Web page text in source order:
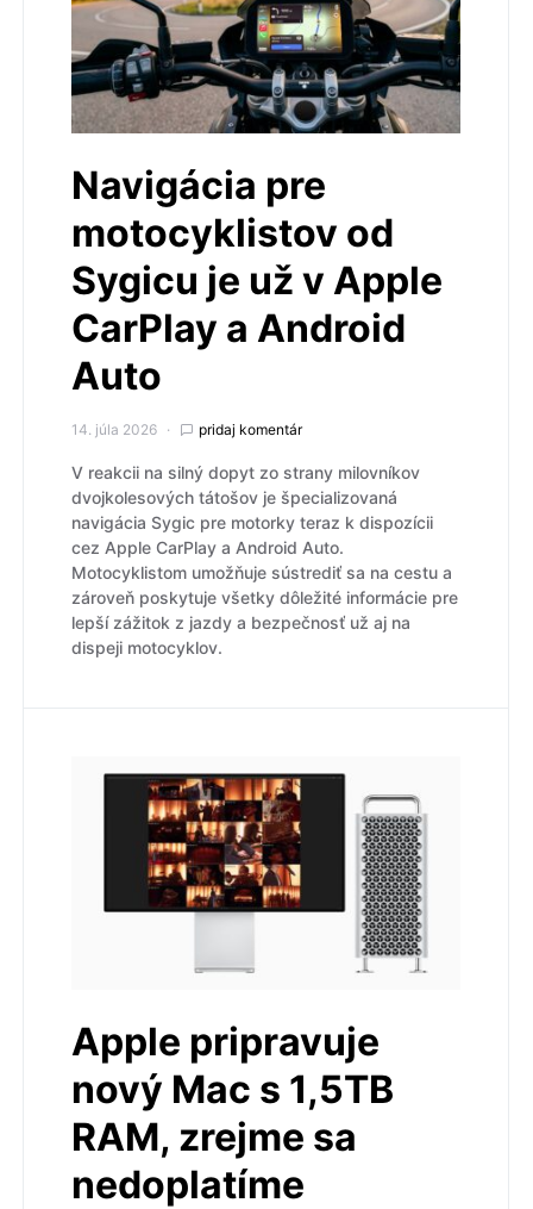
Navigácia pre
motocyklistov od
Sygicu je už v Apple
CarPlay a Android
Auto
14. júla 2026 pridaj komentár
V reakcii na silný dopyt zo strany milovníkov
dvojkolesových tátošov je špecializovaná
navigácia Sygic pre motorky teraz k dispozícii
cez Apple CarPlay a Android Auto.
Motocyklistom umožňuje sústrediť sa na cestu a
zároveň poskytuje všetky dôležité informácie pre
lepší zážitok z jazdy a bezpečnosť už aj na
dispeji motocyklov.
Apple pripravuje
nový Mac s 1,5TB
RAM, zrejme sa
nedoplatíme